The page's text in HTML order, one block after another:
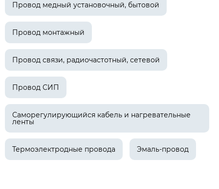
Провод медный установочный, бытовой
Провод монтажный
Провод связи, радиочастотный, сетевой
Провод СИП
Саморегулирующийся кабель и нагревательные
ленты
Термоэлектродные провода Эмаль-провод